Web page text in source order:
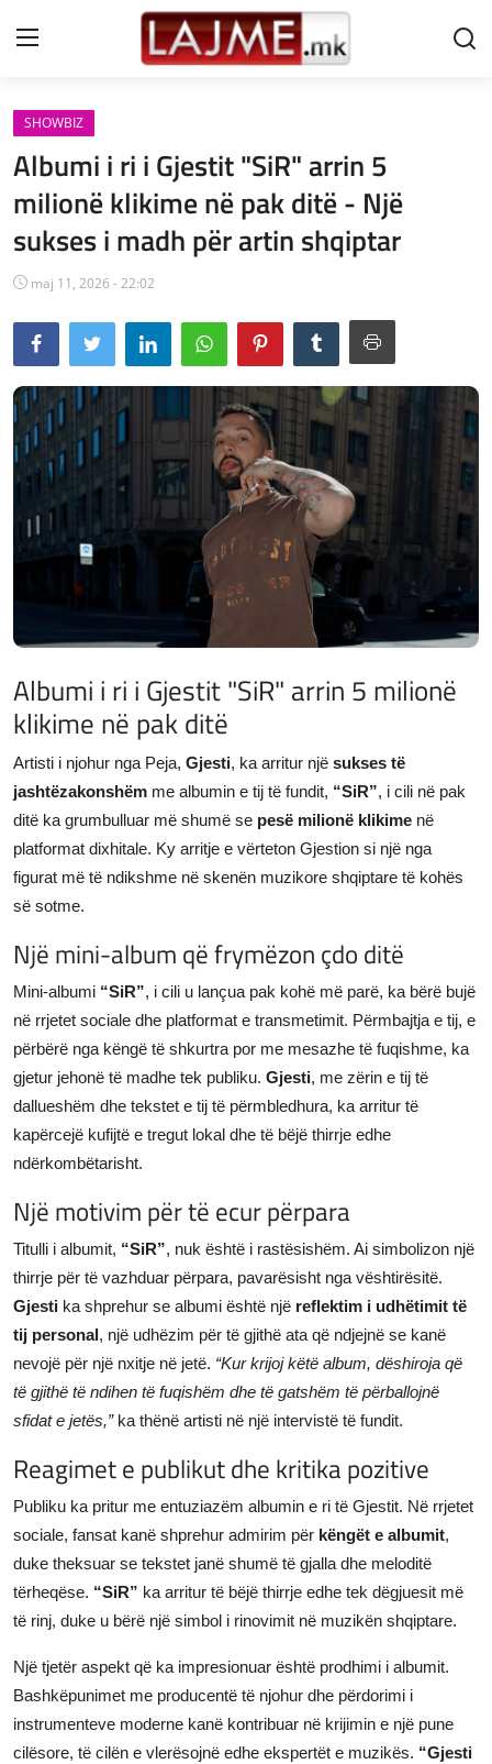
Shtëpi
LAJME MAQEDONI
SHQIPERI
KOSOVA
LAJME NGA BOTA
SHOWBIZ
SPORT
SHENDETI
JETA
SHOWBIZ
Albumi i ri i Gjestit "SiR" arrin 5
milionë klikime në pak ditë - Një
sukses i madh për artin shqiptar
maj 11, 2026 - 22:02
Albumi i ri i Gjestit "SiR" arrin 5 milionë
klikime në pak ditë
Artisti i njohur nga Peja, Gjesti, ka arritur një sukses të
jashtëzakonshëm me albumin e tij të fundit, “SiR”, i cili në pak
ditë ka grumbulluar më shumë se pesë milionë klikime në
platformat dixhitale. Ky arritje e vërteton Gjestion si një nga
figurat më të ndikshme në skenën muzikore shqiptare të kohës
së sotme.
Një mini-album që frymëzon çdo ditë
Mini-albumi “SiR”, i cili u lançua pak kohë më parë, ka bërë bujë
në rrjetet sociale dhe platformat e transmetimit. Përmbajtja e tij, e
përbërë nga këngë të shkurtra por me mesazhe të fuqishme, ka
gjetur jehonë të madhe tek publiku. Gjesti, me zërin e tij të
dallueshëm dhe tekstet e tij të përmbledhura, ka arritur të
kapërcejë kufijtë e tregut lokal dhe të bëjë thirrje edhe
ndërkombëtarisht.
Një motivim për të ecur përpara
Titulli i albumit, “SiR”, nuk është i rastësishëm. Ai simbolizon një
thirrje për të vazhduar përpara, pavarësisht nga vështirësitë.
Gjesti ka shprehur se albumi është një reflektim i udhëtimit të
tij personal, një udhëzim për të gjithë ata që ndjejnë se kanë
nevojë për një nxitje në jetë. “Kur krijoj këtë album, dëshiroja që
të gjithë të ndihen të fuqishëm dhe të gatshëm të përballojnë
sfidat e jetës,”ka thënë artisti në një intervistë të fundit.
Reagimet e publikut dhe kritika pozitive
Publiku ka pritur me entuziazëm albumin e ri të Gjestit. Në rrjetet
sociale, fansat kanë shprehur admirim për këngët e albumit,
duke theksuar se tekstet janë shumë të gjalla dhe meloditë
tërheqëse. “SiR” ka arritur të bëjë thirrje edhe tek dëgjuesit më
të rinj, duke u bërë një simbol i rinovimit në muzikën shqiptare.
Një tjetër aspekt që ka impresionuar është prodhimi i albumit.
Bashkëpunimet me producentë të njohur dhe përdorimi i
instrumenteve moderne kanë kontribuar në krijimin e një pune
cilësore, të cilën e vlerësojnë edhe ekspertët e muzikës. “Gjesti